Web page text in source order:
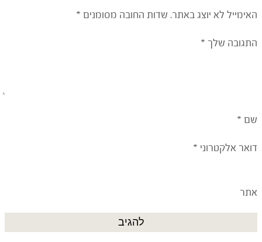
האימייל לא יוצג באתר. שדות החובה מסומנים *
התגובה שלך *
שם *
דואר אלקטרוני *
אתר